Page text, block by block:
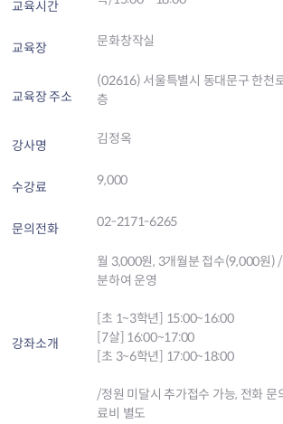
교육시간
교육장 문화창작실
교육장 주소
(02616) 서울특별시 동대문구 한천
층
강사명 김정옥
수강료 9,000
문의전화 02-2171-6265
강좌소개
월 3,000원, 3개월분 접수(9,000원)
분하여 운영
[초 1~3학년] 15:00~16:00
[7살] 16:00~17:00
[초 3~6학년] 17:00~18:00
/정원 미달시 추가접수 가능, 전화 문
료비 별도